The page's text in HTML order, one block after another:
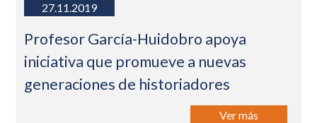
27.11.2019
Profesor García-Huidobro apoya
iniciativa que promueve a nuevas
generaciones de historiadores
Ver más